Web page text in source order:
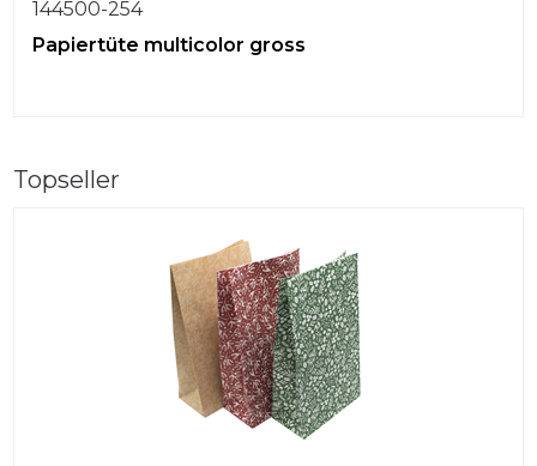
144500-254
Papiertüte multicolor gross
Topseller